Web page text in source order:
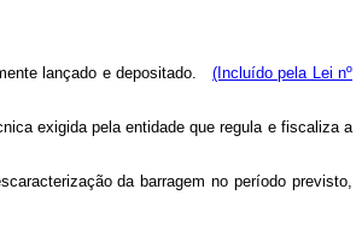
lançado e depositado. (Incluído pela Lei nº
exigida pela entidade que regula e fiscaliza a
da barragem no período previsto,